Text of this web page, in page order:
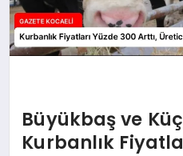
EĞITIM
Büyükbaş ve
Kurbanlık